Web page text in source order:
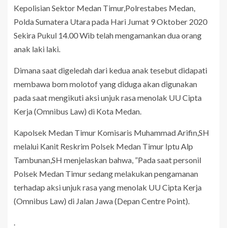
Kepolisian Sektor Medan Timur,Polrestabes Medan,
Polda Sumatera Utara pada Hari Jumat 9 Oktober 2020
Sekira Pukul 14.00 Wib telah mengamankan dua orang
anak laki laki.
Dimana saat digeledah dari kedua anak tesebut didapati
membawa bom molotof yang diduga akan digunakan
pada saat mengikuti aksi unjuk rasa menolak UU Cipta
Kerja (Omnibus Law) di Kota Medan.
Kapolsek Medan Timur Komisaris Muhammad Arifin,SH
melalui Kanit Reskrim Polsek Medan Timur Iptu Alp
Tambunan,SH menjelaskan bahwa, ”Pada saat personil
Polsek Medan Timur sedang melakukan pengamanan
terhadap aksi unjuk rasa yang menolak UU Cipta Kerja
(Omnibus Law) di Jalan Jawa (Depan Centre Point).
.